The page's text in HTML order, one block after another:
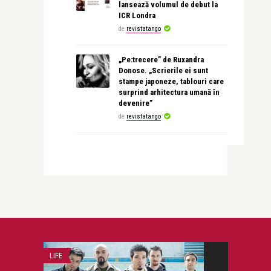
lansează volumul de debut la
ICR Londra
de revistatango
„Pe:trecere” de Ruxandra
Donose. „Scrierile ei sunt
stampe japoneze, tablouri care
surprind arhitectura umană în
devenire”
de revistatango
LIFE